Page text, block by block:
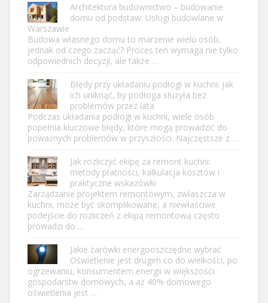
Architektura budownictwo – budowanie
domu od podstaw. Usługi budowlane w
Warszawie
Budowa własnego domu to marzenie wielu osób,
jednak od czego zacząć? Proces ten wymaga nie tylko
odpowiednich decyzji, ale także …
Błędy przy układaniu podłogi w kuchni: jak
ich uniknąć, by podłoga służyła bez
problemów przez lata
Podczas układania podłogi w kuchni, wiele osób
popełnia kluczowe błędy, które mogą prowadzić do
poważnych problemów w przyszłości. Najczęstsze z …
Jak rozliczyć ekipę za remont kuchni:
metody płatności, kalkulacja kosztów i
praktyczne wskazówki
Zarządzanie projektem remontowym, zwłaszcza w
kuchni, może być skomplikowane, a niewłaściwe
podejście do rozliczeń z ekipą remontową często
prowadzi do …
Jakie żarówki energooszczędne wybrać
Oświetlenie jest drugim co do wielkości, po
ogrzewaniu, konsumentem energii w większości
gospodarstw domowych, a aż 40% domowego
oświetlenia jest …